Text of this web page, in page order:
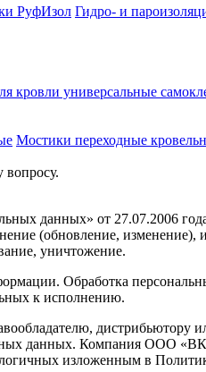
РуфИзол Гидро- и
кровли универсальные
Мостики переходные
данных» от 27.07.2006
(обновление,
уничтожение.
Обработка
к исполнению.
дистрибьютору
данных. Компания ООО
изложенным в